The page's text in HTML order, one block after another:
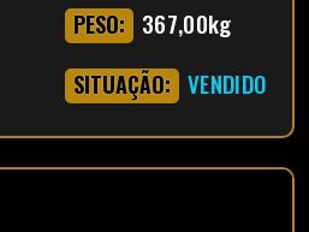
PESO: 367,00kg
SITUAÇÃO: VENDIDO